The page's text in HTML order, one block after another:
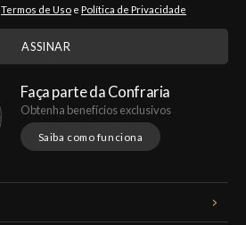
Termos de Uso e Política de Privacidade
Faça parte da Confraria
Obtenha benefícios exclusivos
Saiba como funciona